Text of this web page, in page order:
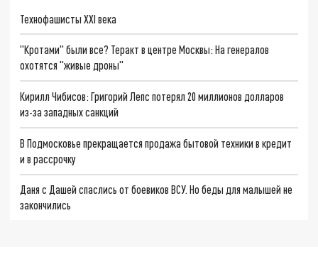
Технофашисты XXI века
"Кротами" были все? Теракт в центре Москвы: На генералов
охотятся "живые дроны"
Кирилл Чибисов: Григорий Лепс потерял 20 миллионов долларов
из-за западных санкций
В Подмосковье прекращается продажа бытовой техники в кредит
и в рассрочку
Даня с Дашей спаслись от боевиков ВСУ. Но беды для малышей не
закончились